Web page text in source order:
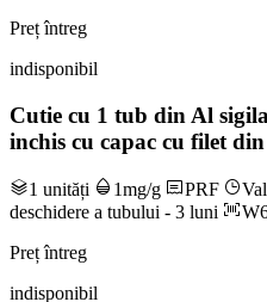
Preț întreg
indisponibil
Cutie cu 1 tub din Al
inchis cu capac cu filet
1 unități 1mg/g PRF
deschidere a tubului - 3 luni
Preț întreg
indisponibil